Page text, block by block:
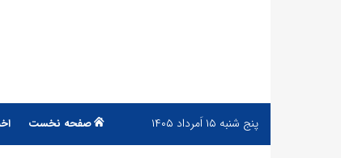
پنج شنبه ۱۵ اَمرداد ۱۴۰۵ صفحه نخست